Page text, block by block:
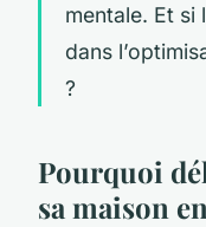
mentale. Et si
dans
?
Pourquoi
sa maison